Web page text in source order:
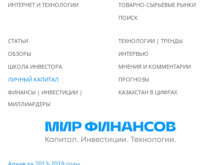
ИНТЕРНЕТ И ТЕХНОЛОГИИ
ТОВАРНО-СЫРЬЕВЫЕ РЫНКИ
ПОИСК
СТАТЬИ
ОБЗОРЫ
ШКОЛА ИНВЕСТОРА
ЛИЧНЫЙ КАПИТАЛ
ФИНАНСЫ | ИНВЕСТИЦИИ |
МИЛЛИАРДЕРЫ
ТЕХНОЛОГИИ | ТРЕНДЫ
ИНТЕРВЬЮ
МНЕНИЯ И КОММЕНТАРИИ
ПРОГНОЗЫ
КАЗАХСТАН В ЦИФРАХ